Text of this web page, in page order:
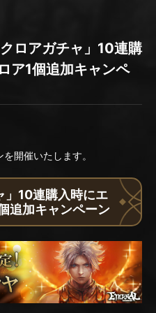
ロアガチャ」10連購
ア1個追加キャンペ
開催いたします。
」10連購入時にエ
追加キャンペーン